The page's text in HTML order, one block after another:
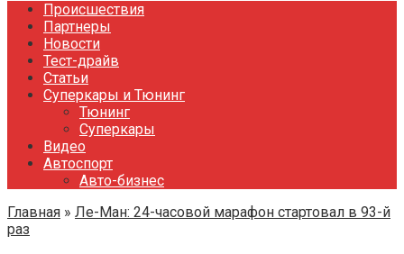
Происшествия
Партнеры
Новости
Тест-драйв
Статьи
Суперкары и Тюнинг
Тюнинг
Суперкары
Видео
Автоспорт
Авто-бизнес
Главная » Ле-Ман: 24-часовой марафон стартовал в 93-й
раз